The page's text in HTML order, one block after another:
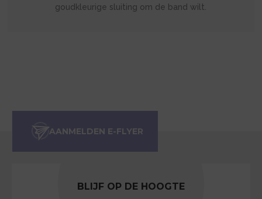
goudkleurige sluiting om de band wilt.
BLIJF OP DE HOOGTE